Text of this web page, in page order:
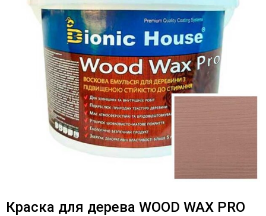
Краска для дерева WOOD WAX PRO